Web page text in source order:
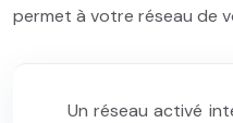
permet à votre réseau de
Un réseau activé